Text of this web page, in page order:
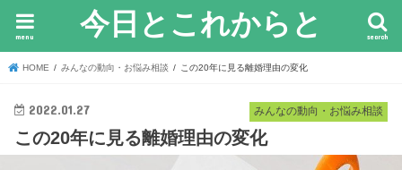
今日とこれからと search
menu
HOME みんなの動向・お悩み相談 この20年に見る離婚理由の変化
みんなの動向・お悩み相談
2022.01.27
この20年に見る離婚理由の変化